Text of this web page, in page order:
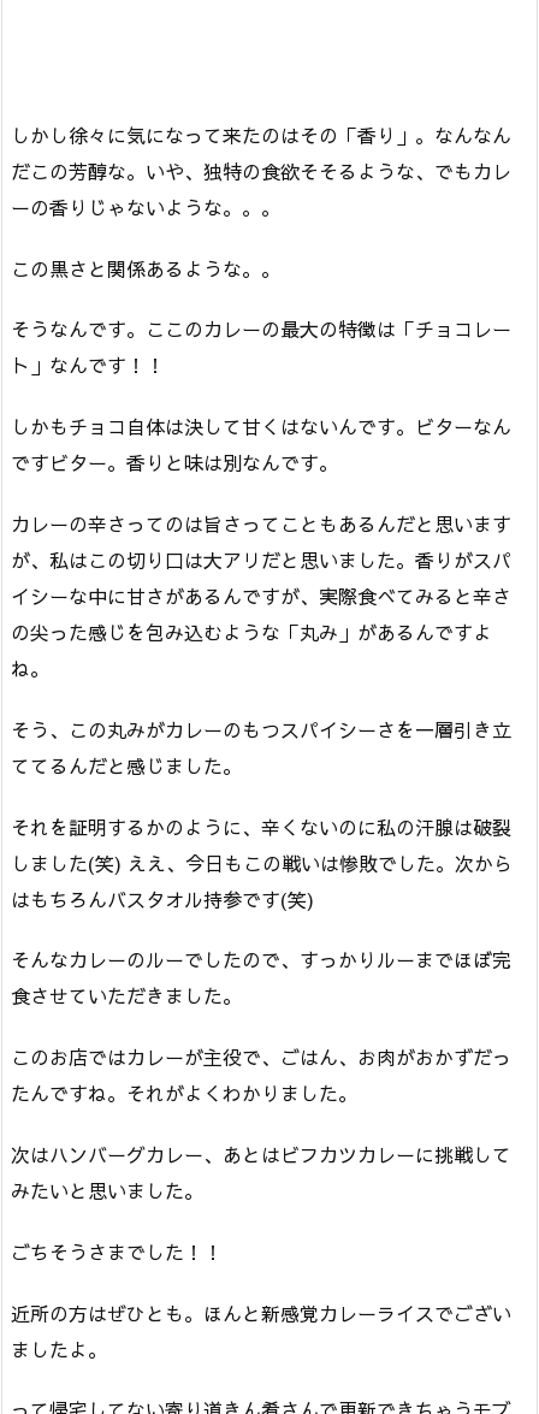
しかし徐々に気になって来たのはその「香り」。なんなん
だこの芳醇な。いや、独特の食欲そそるような、でもカレ
ーの香りじゃないような。。。
この黒さと関係あるような。。
そうなんです。ここのカレーの最大の特徴は「チョコレー
ト」なんです！！
しかもチョコ自体は決して甘くはないんです。ビターなん
ですビター。香りと味は別なんです。
カレーの辛さってのは旨さってこともあるんだと思います
が、私はこの切り口は大アリだと思いました。香りがスパ
イシーな中に甘さがあるんですが、実際食べてみると辛さ
の尖った感じを包み込むような「丸み」があるんですよ
ね。
そう、この丸みがカレーのもつスパイシーさを一層引き立
ててるんだと感じました。
それを証明するかのように、辛くないのに私の汗腺は破裂
しました(笑) ええ、今日もこの戦いは惨敗でした。次から
はもちろんバスタオル持参です(笑)
そんなカレーのルーでしたので、すっかりルーまでほぼ完
食させていただきました。
このお店ではカレーが主役で、ごはん、お肉がおかずだっ
たんですね。それがよくわかりました。
次はハンバーグカレー、あとはビフカツカレーに挑戦して
みたいと思いました。
ごちそうさまでした！！
近所の方はぜひとも。ほんと新感覚カレーライスでござい
ましたよ。